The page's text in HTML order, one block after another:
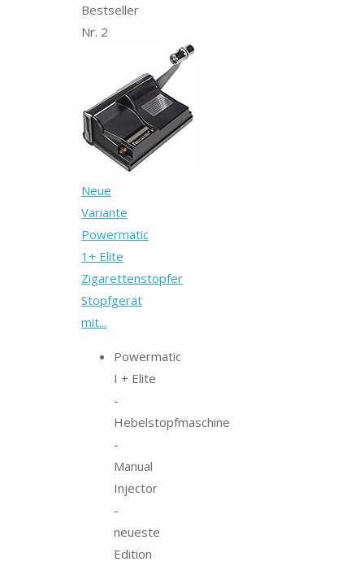
Bestseller
Nr. 2
Neue
Variante
Powermatic
1+ Elite
Zigarettenstopfer
Stopfgerät
mit...
Powermatic
I + Elite
-
Hebelstopfmaschine
-
Manual
Injector
-
neueste
Edition